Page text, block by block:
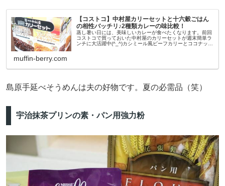
【コストコ】中村屋カリーセットと十六穀ごはん
の相性バッチリ♪2種類カレーの味比較！
蒸し暑い日には、美味しいカレーが食べたくなります。前回
コストコで買っておいた中村屋のカリーセットが週末簡単ラ
ンチに大活躍中(^_^)カシミール風ビーフカリーとココナッツ
muffin-berry.com
島原手延べそうめんは夫の好物です。夏の必需品（笑）
宇治抹茶プリンの素・パン用強力粉